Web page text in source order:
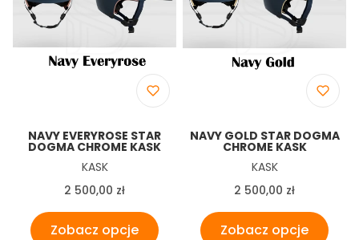
NAVY EVERYROSE STAR
DOGMA CHROME KASK
Producent
KASK
Cena
2 500,00 zł
Zobacz opcje
NAVY GOLD STAR DOGMA
CHROME KASK
Producent
KASK
Cena
2 500,00 zł
Zobacz opcje